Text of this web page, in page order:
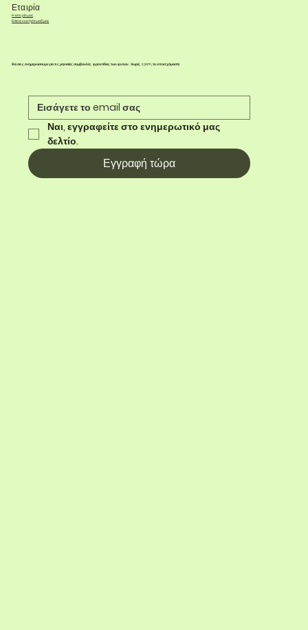
Εταιρία
Η ιστορία μας
Επικοινωνήστε μαζί μας
Θα σας ενημερώσουμε για τις μηνιαίες συμβουλές φροντίδας των φυτών. Χωρίς spam, το υποσχόμαστε.
Ναι, εγγραφείτε στο ενημερωτικό μας
δελτίο.
Εγγραφή τώρα